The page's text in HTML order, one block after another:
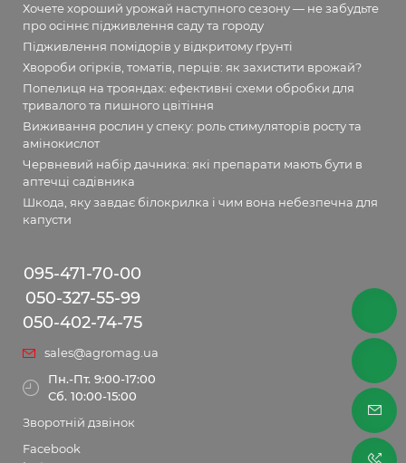
Хочете хороший урожай наступного сезону — не забудьте
про осіннє підживлення саду та городу
Підживлення помідорів у відкритому ґрунті
Хвороби огірків, томатів, перців: як захистити врожай?
Попелиця на трояндах: ефективні схеми обробки для
тривалого та пишного цвітіння
Виживання рослин у спеку: роль стимуляторів росту та
амінокислот
Червневий набір дачника: які препарати мають бути в
аптечці садівника
Шкода, яку завдає білокрилка і чим вона небезпечна для
капусти
095-471-70-00
050-327-55-99
050-402-74-75
sales@agromag.ua
Пн.-Пт. 9:00-17:00
Сб. 10:00-15:00
Зворотній дзвінок
Facebook